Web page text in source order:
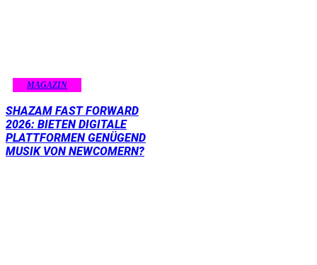
MAGAZIN
SHAZAM FAST FORWARD
2026: BIETEN DIGITALE
PLATTFORMEN GENÜGEND
MUSIK VON NEWCOMERN?